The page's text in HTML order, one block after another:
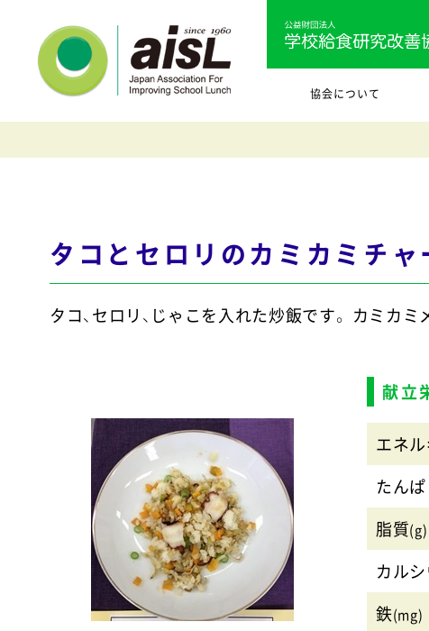
協会について
タコとセロリのカミカミチャ
タコ、セロリ、じゃこを入れた炒飯です。 カミカミ
献立
エネ
たん
脂質(g)
カル
鉄(mg)